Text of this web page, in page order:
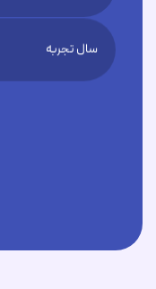
سال تجربه